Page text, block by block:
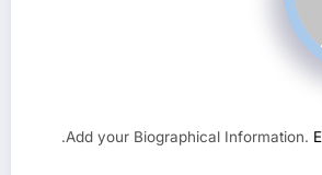
Add your Biographical Information.